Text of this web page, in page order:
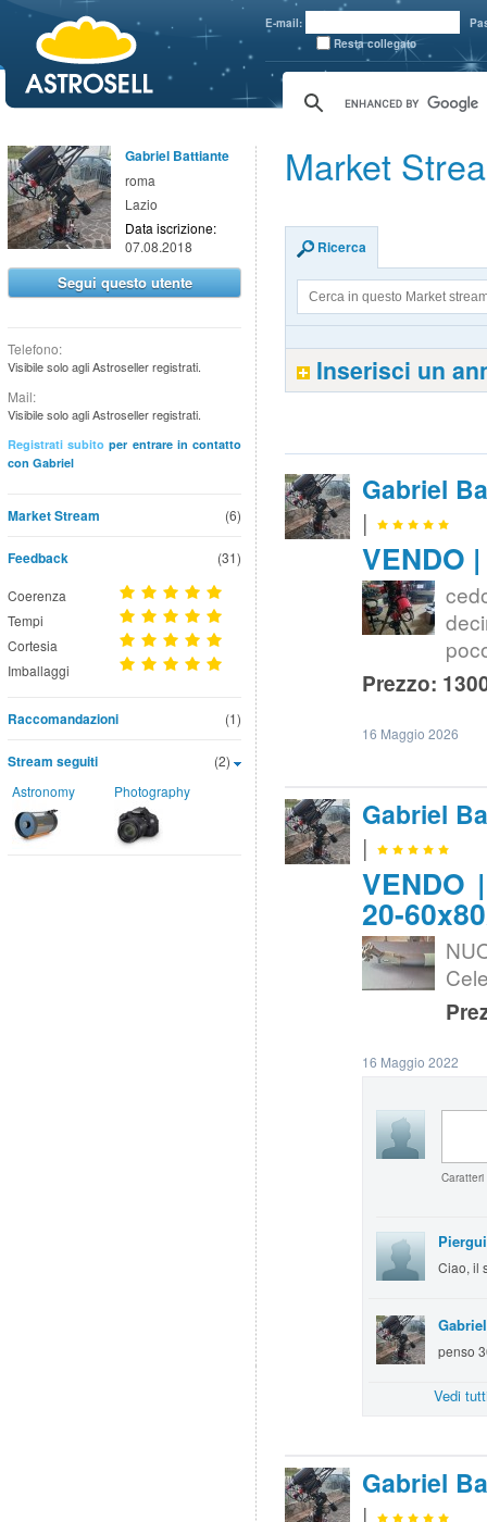
E-mail:
Resta collegato
Gabriel Battiante
roma
Lazio
Data iscrizione:
07.08.2018
Segui questo utente
Telefono:
Visibile solo agli Astroseller registrati.
Mail:
Visibile solo agli Astroseller registrati.
Registrati subito per entrare in contatto
con Gabriel
(6)
Market Stream
Feedback (31)
Coerenza
Tempi
Cortesia
Imballaggi
(1)
Raccomandazioni
(2)
Stream seguiti
Astronomy Photography
Market
Ricerca
Inserisci un
Gabriel
|
VENDO
Prezzo:
16 Maggio 2026
Gabriel
|
VENDO
20-
16 Maggio 2022
Ciao, il
penso
Vedi
Gabriel
|